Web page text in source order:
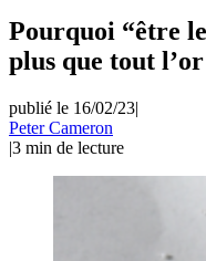
Pourquoi “être
plus que tout
publié le 16/02/23|
Peter Cameron
|3 min de lecture